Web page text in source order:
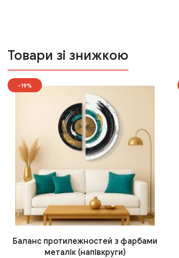
Товари зі знижкою
-19%
Баланс протилежностей з фарбами
металік (напівкруги)